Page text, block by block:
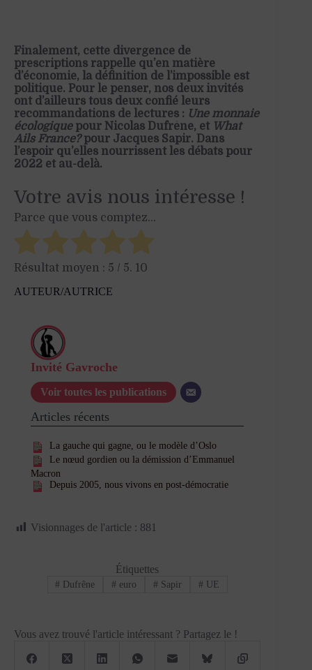
Finalement, cette divergence de
prescriptions rappelle qu’en matière
d’économie, la définition de l’impossible est
politique. Pour le penser, nos deux invités
ont d’ailleurs tous deux confié leurs
recommandations de lectures : Une monnaie
écologiquepour Nicolas Dufrêne, et What
Ails France?pour Jacques Sapir. Dans
l’espoir qu’elles nourrissent les débats pour
2022 et au-delà.
Votre avis nous intéresse !
Parce que vous comptez...
Résultat moyen : 5 / 5. 10
AUTEUR/AUTRICE
Invité Gavroche
Voir toutes les publications
Articles récents
La gauche qui gagne, ou le modèle d’Oslo
Le nœud gordien ou la démission d’Emmanuel
Macron
Depuis 2005, nous vivons en post-démocratie
Visionnages de l'article : 881
Étiquettes
# Dufrêne # euro # Sapir # UE
Vous avez trouvé l'article intéressant ? Partagez le !